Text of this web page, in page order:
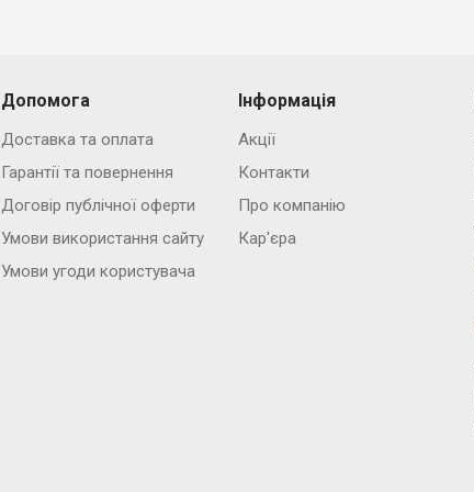
Допомога
Доставка та оплата
Гарантії та повернення
Договір публічної оферти
Умови використання сайту
Умови угоди користувача
Інформація
Акції
Контакти
Про компанію
Кар'єра